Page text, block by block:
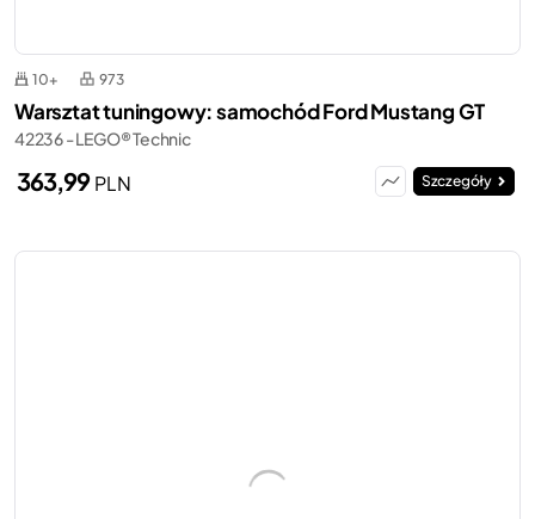
10+ 973
Warsztat tuningowy: samochód Ford Mustang GT
42236 - LEGO® Technic
363,99PLN Szczegóły